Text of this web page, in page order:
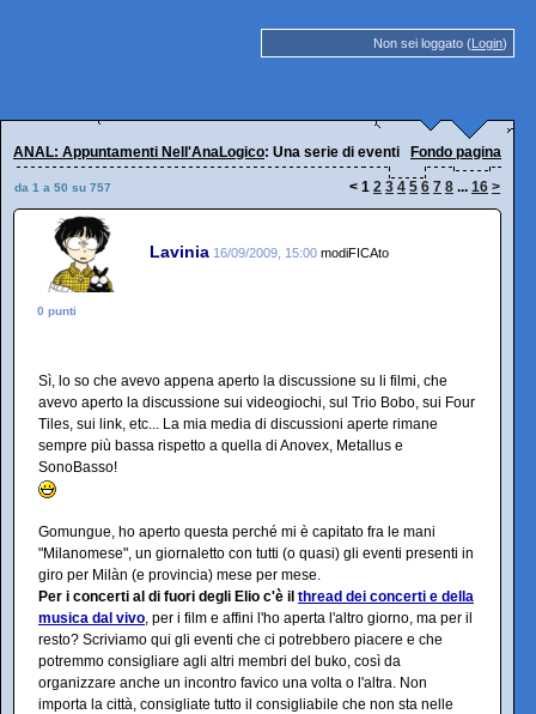
Non sei loggato (Login)
ANAL: Appuntamenti Nell'AnaLogico: Una serie di eventi interessanti
Fondo pagina
da 1 a 50 su 757 < 1 2 3 4 5 6 7 8 ... 16 >
Lavinia 16/09/2009, 15:00 modiFICAto
0 punti
Sì, lo so che avevo appena aperto la discussione su li filmi, che
avevo aperto la discussione sui videogiochi, sul Trio Bobo, sui Four
Tiles, sui link, etc... La mia media di discussioni aperte rimane
sempre più bassa rispetto a quella di Anovex, Metallus e
SonoBasso!
Gomungue, ho aperto questa perché mi è capitato fra le mani
"Milanomese", un giornaletto con tutti (o quasi) gli eventi presenti in
giro per Milàn (e provincia) mese per mese.
Per i concerti al di fuori degli Elio c'è il thread dei concerti e della
musica dal vivo, per i film e affini l'ho aperta l'altro giorno, ma per il
resto? Scriviamo qui gli eventi che ci potrebbero piacere e che
potremmo consigliare agli altri membri del buko, così da
organizzare anche un incontro favico una volta o l'altra. Non
importa la città, consigliate tutto il consigliabile che non sta nelle